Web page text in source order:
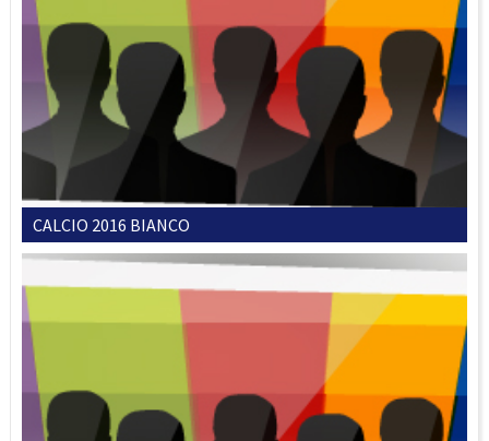
CALCIO 2016 BIANCO